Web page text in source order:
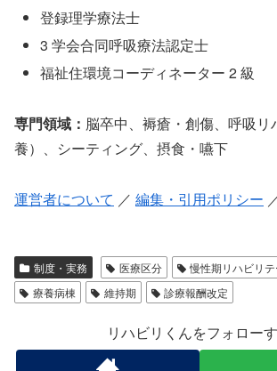
登録理学療法士
3 学会合同呼吸療法認定士
福祉住環境コーディネーター 2 級
専門領域： 脳卒中、褥瘡・創傷、呼吸
養）、シーティング、摂食・嚥下
運営者について ／ 編集・引用ポリシー
制度・実務 医療区分
慢性期リハビリ
療養病棟
維持期 診療報酬改定
リハビリくんをフォロー